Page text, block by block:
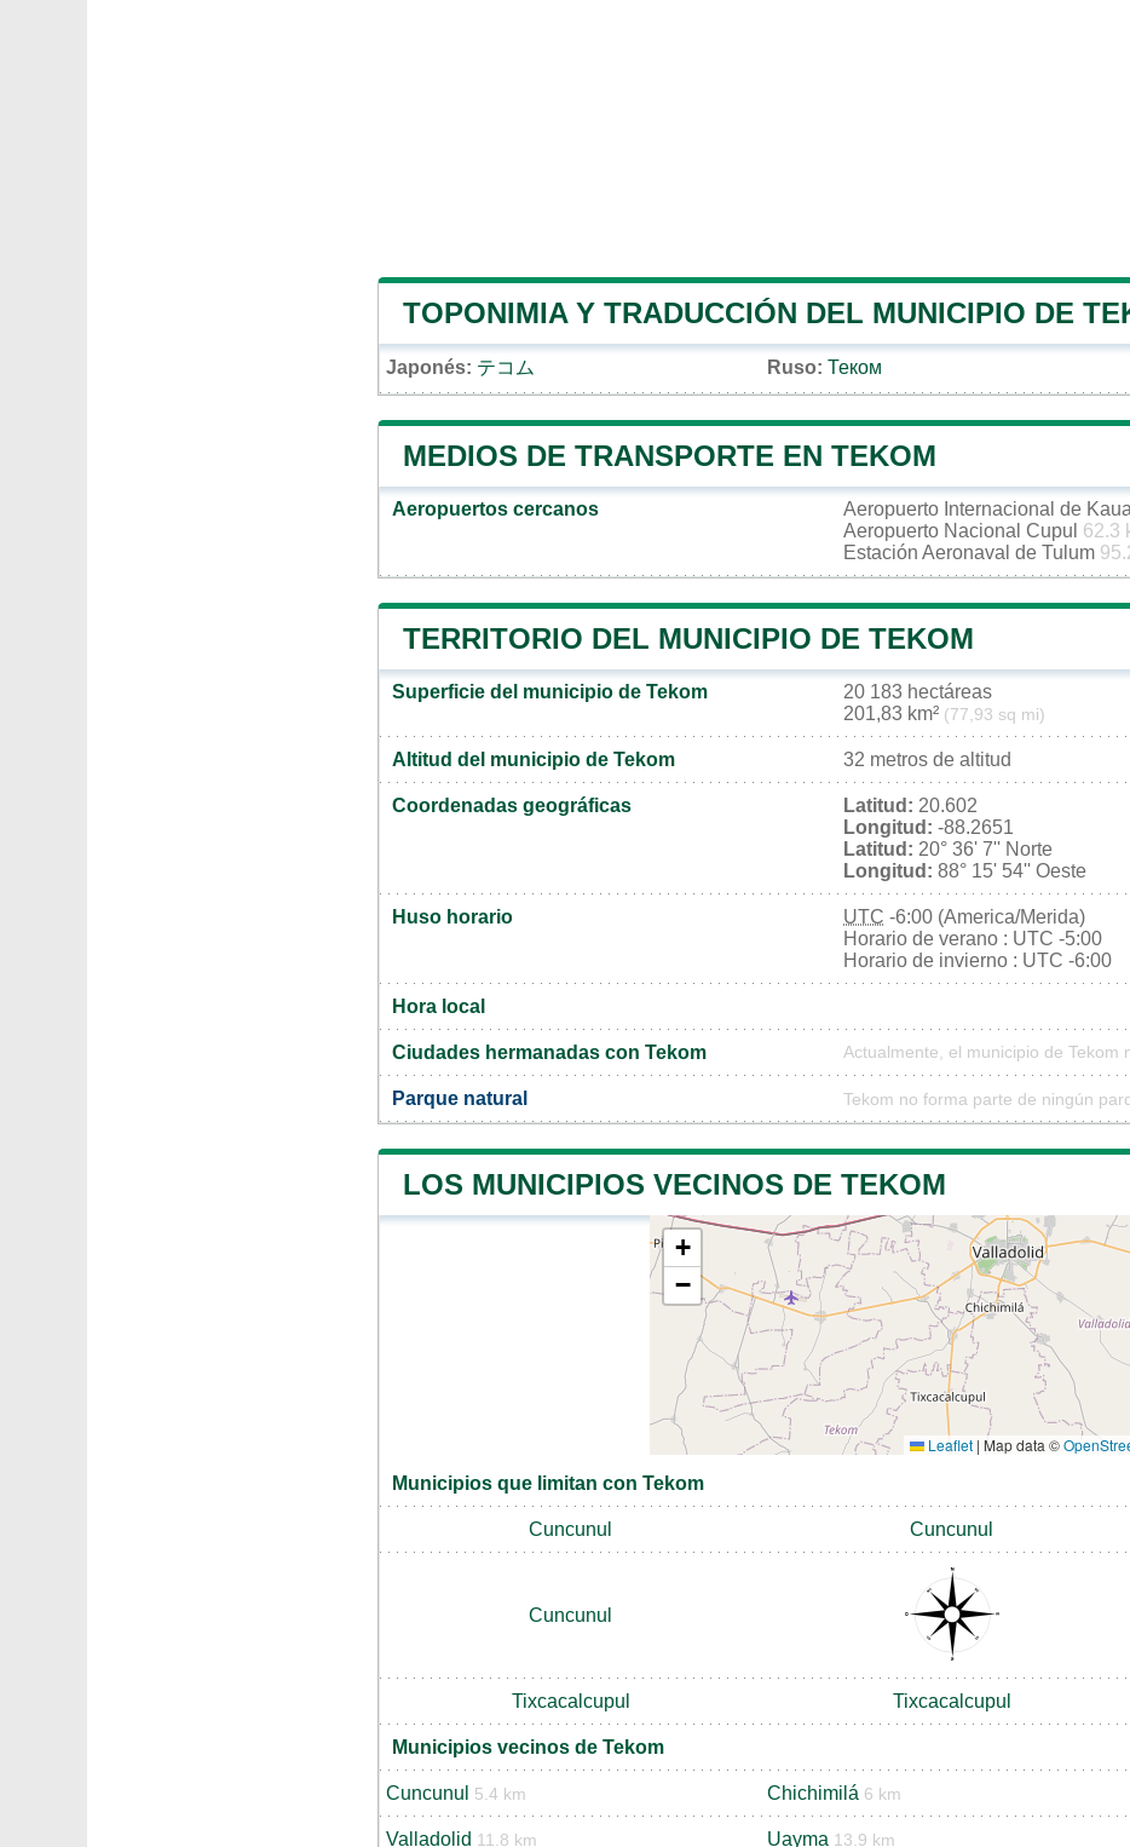
TOPONIMIA Y TRADUCCIÓN DEL MUNICIPIO DE
Japonés: テコム Ruso: Теком
MEDIOS DE TRANSPORTE EN TEKOM
Aeropuertos cercanos Aeropuerto Internacional de Kaua
Aeropuerto Nacional Cupul 62.3
Estación Aeronaval de Tulum
TERRITORIO DEL MUNICIPIO DE TEKOM
Superficie del municipio de Tekom
20 183 hectáreas
201,83 km² (77,93 sq mi)
Altitud del municipio de Tekom 32 metros de altitud
Coordenadas geográficas Latitud: 20.602
Longitud: -88.2651
Latitud: 20° 36' 7'' Norte
Longitud: 88° 15' 54'' Oeste
Huso horario UTC -6:00 (America/Merida)
Horario de verano : UTC -5:00
Horario de invierno : UTC -6:00
Hora local
Ciudades hermanadas con Tekom Actualmente, el municipio de Tekom
Parque natural Tekom no forma parte de ningún
LOS MUNICIPIOS VECINOS DE TEKOM
+
−
Leaflet | Map data ©
Municipios que limitan con Tekom
Cuncunul Cuncunul
Cuncunul
Tixcacalcupul Tixcacalcupul
Municipios vecinos de Tekom
Cuncunul 5.4 km Chichimilá 6 km
Valladolid 11.8 km Uayma 13.9 km